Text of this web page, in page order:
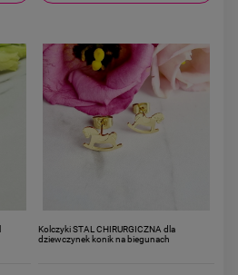
Kolczyki STAL CHIRURGICZNA dla
dziewczynek konik na biegunach